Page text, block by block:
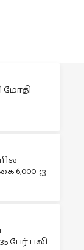
மோதி
6,000-ஐ
பேர் பலி